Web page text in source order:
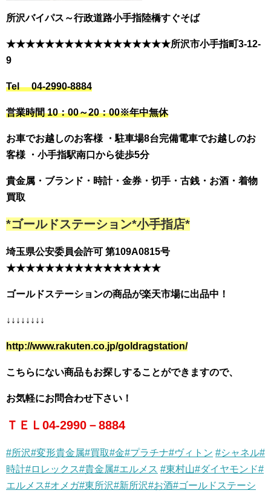
所沢バイパス～行政道路小手指陸橋すぐそば
★★★★★★★★★★★★★★★★★所沢市小手指町3-12-
9
Tel 04-2990-8884
営業時間 10：00～20：00※年中無休
お車でお越しのお客様 ・駐車場8台完備電車でお越しのお
客様 ・小手指駅南口から徒歩5分
貴金属・ブランド・時計・金券・切手・古銭・お酒・着物
買取
*ゴールドステーション*小手指店*
埼玉県公安委員会許可 第109A0815号
★★★★★★★★★★★★★★★★
ゴールドステーションの商品が楽天市場に出品中！
↓↓↓↓↓↓↓↓
http://www.rakuten.co.jp/goldragstation/
こちらにない商品もお探しすることができますので、
お気軽にお問合わせ下さい！
ＴＥＬ04-2990－8884
#所沢#変形貴金属#買取#金#プラチナ#ヴィトン #シャネル#
時計#ロレックス#貴金属#エルメス #東村山#ダイヤモンド#
エルメス#オメガ#東所沢#新所沢#お酒#ゴールドステーシ